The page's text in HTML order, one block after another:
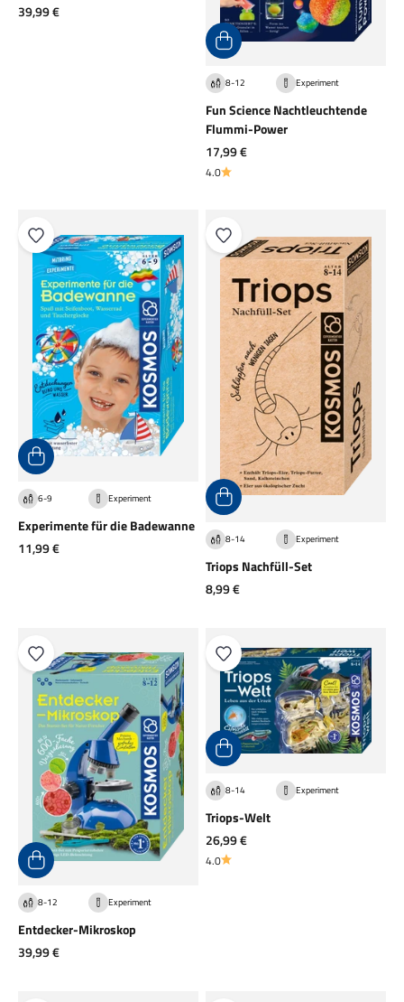
Angebot
39,99 €
8-12 Experiment
Fun Science Nachtleuchtende
Flummi-Power
Angebot
17,99 €
4.0
6-9 Experiment
Experimente für die Badewanne
Angebot
11,99 € 8-14 Experiment
Triops Nachfüll-Set
Angebot
8,99 €
8-12 Experiment
Entdecker-Mikroskop
Angebot
39,99 €
8-14 Experiment
Triops-Welt
Angebot
26,99 €
4.0